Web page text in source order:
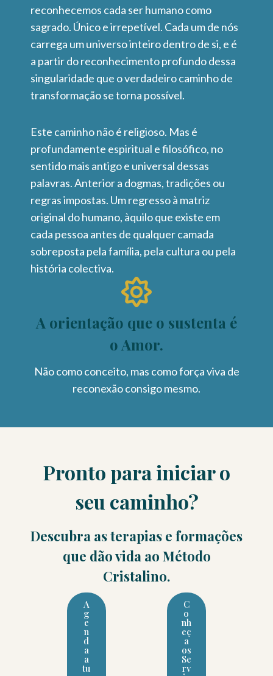
reconhecemos cada ser humano como
sagrado. Único e irrepetível. Cada um de nós
carrega um universo inteiro dentro de si, e é
a partir do reconhecimento profundo dessa
singularidade que o verdadeiro caminho de
transformação se torna possível.
Este caminho não é religioso. Mas é
profundamente espiritual e filosófico, no
sentido mais antigo e universal dessas
palavras. Anterior a dogmas, tradições ou
regras impostas. Um regresso à matriz
original do humano, àquilo que existe em
cada pessoa antes de qualquer camada
sobreposta pela família, pela cultura ou pela
história colectiva.
A orientação que o sustenta é
o Amor.
Não como conceito, mas como força viva de
reconexão consigo mesmo.
Pronto para iniciar o
seu caminho?
Descubra as terapias e formações
que dão vida ao Método
Cristalino.
A
g
e
n
d
a
a
tu
C
o
nh
eç
a
os
Se
rv